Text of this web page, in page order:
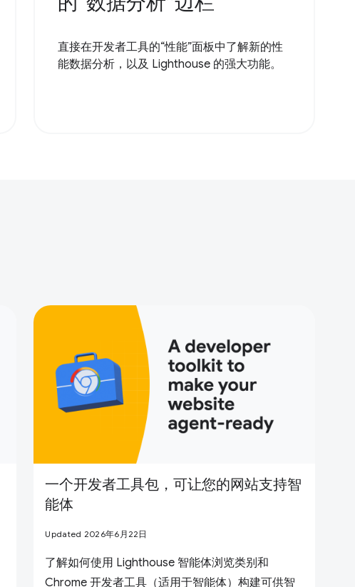
直接在开发者工具的“性能”面板中了解新的性
能数据分析，以及 Lighthouse 的强大功能。
一个开发者工具包，可让您的网站支持智
能体
Updated 2026年6月22日
了解如何使用 Lighthouse 智能体浏览类别和
Chrome 开发者工具（适用于智能体）构建可供智